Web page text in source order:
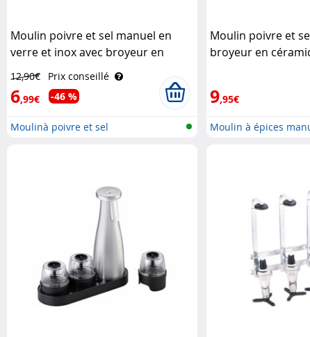
Moulin poivre et sel manuel en
verre et inox avec broyeur en
céramique - 13 cm Pearl
12,90€ Prix conseillé
6,99€ -46 %
Moulinà poivre et sel
Moulin poivre et
broyeur en
9,95€
Moulin à épices